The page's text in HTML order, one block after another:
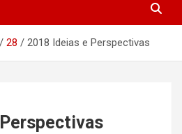
28 2018 Ideias e Perspectivas